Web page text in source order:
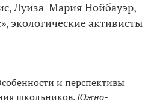
и перспективы
школьников.Южно-
Луиза-­Мария Нойбауэр
экологические активисты